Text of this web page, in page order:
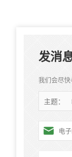
发消
我们会尽快
主题：